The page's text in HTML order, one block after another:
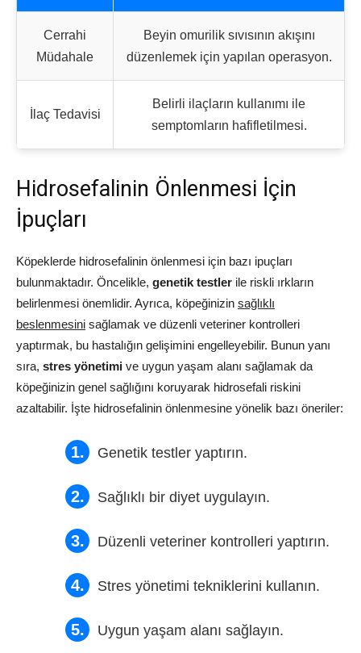
Cerrahi
Müdahale
Beyin omurilik sıvısının akışını
düzenlemek için yapılan operasyon.
İlaç Tedavisi
Belirli ilaçların kullanımı ile
semptomların hafifletilmesi.
Hidrosefalinin Önlenmesi İçin
İpuçları
Köpeklerde hidrosefalinin önlenmesi için bazı ipuçları
bulunmaktadır. Öncelikle, genetik testler ile riskli ırkların
belirlenmesi önemlidir. Ayrıca, köpeğinizin sağlıklı
beslenmesini sağlamak ve düzenli veteriner kontrolleri
yaptırmak, bu hastalığın gelişimini engelleyebilir. Bunun yanı
sıra, stres yönetimi ve uygun yaşam alanı sağlamak da
köpeğinizin genel sağlığını koruyarak hidrosefali riskini
azaltabilir. İşte hidrosefalinin önlenmesine yönelik bazı öneriler:
Genetik testler yaptırın.
Sağlıklı bir diyet uygulayın.
Düzenli veteriner kontrolleri yaptırın.
Stres yönetimi tekniklerini kullanın.
Uygun yaşam alanı sağlayın.